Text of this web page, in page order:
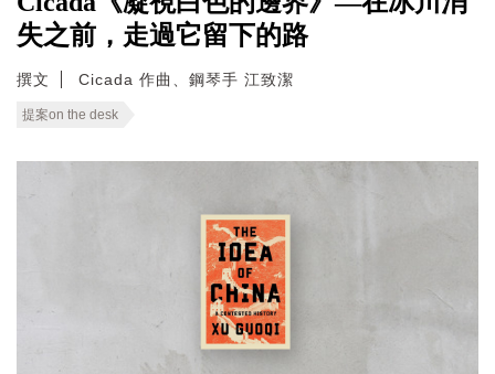
失之前，走過它留下的路
撰文 Cicada 作曲、鋼琴手 江致潔
提案on the desk